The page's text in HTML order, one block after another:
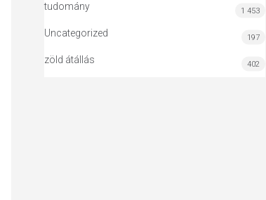
tudomány 1 453
Uncategorized 197
zöld átállás 402